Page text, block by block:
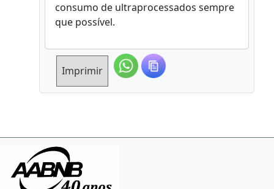
consumo de ultraprocessados sempre
que possível.
Imprimir